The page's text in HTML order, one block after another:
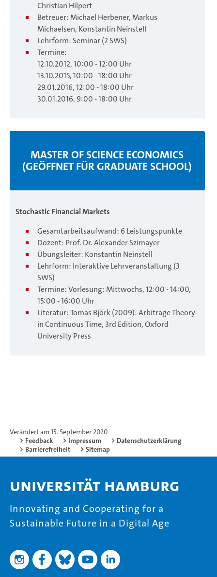
Christian Hilpert
Betreuer: Michael Herbener, Markus
Michaelsen, Konstantin Neinstell
Lehrform: Seminar (2 SWS)
Termine:
12.10.2012, 10:00 - 12:00 Uhr
13.10.2015, 10:00 - 18:00 Uhr
29.01.2016, 12:00 - 18:00 Uhr
30.01.2016, 9:00 - 18:00 Uhr
MASTER OF SCIENCE ECONOMICS
(GEÖFFNET FÜR GRADUATE SCHOOL)
Stochastic Financial Markets
Gesamtarbeitsaufwand: 6 Leistungspunkte
Dozent: Prof. Dr. Alexander Szimayer
Übungsleiter: Konstantin Neinstell
Lehrform: Interaktive Lehrveranstaltung (3
SWS)
Termine: Vorlesung: Mittwochs, 12:00 - 14:00,
15:00 - 16:00 Uhr
Literatur: Tomas Björk (2009): Arbitrage Theory
in Continuous Time, 3rd Edition, Oxford
University Press
Verändert am 15. September 2020
Feedback
Impressum
Datenschutzerklärung
Barrierefreiheit
Sitemap
Universität Hamburg
Innovating and Cooperating for a
Sustainable Future in a Digital Age